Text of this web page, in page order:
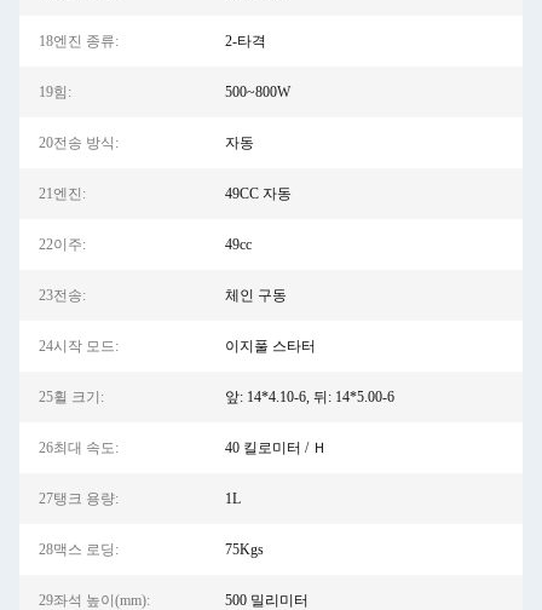
18엔진 종류: 2-타격
19힘: 500~800W
20전송 방식: 자동
21엔진: 49CC 자동
22이주: 49cc
23전송: 체인 구동
24시작 모드: 이지풀 스타터
25휠 크기: 앞: 14*4.10-6, 뒤: 14*5.00-6
26최대 속도: 40 킬로미터 / Ｈ
27탱크 용량: 1L
28맥스 로딩: 75Kgs
29좌석 높이(mm): 500 밀리미터